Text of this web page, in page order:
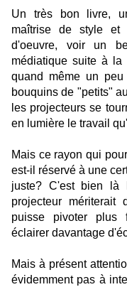
Un très bon livre,
maîtrise de style et
d'oeuvre, voir un
médiatique suite à
quand même un
bouquins de "petits"
les projecteurs se
en lumière le travail
Mais ce rayon qui
est-il réservé à une
juste? C'est bien là
projecteur mériterait
puisse pivoter plus
éclairer davantage
Mais à présent
évidemment pas à